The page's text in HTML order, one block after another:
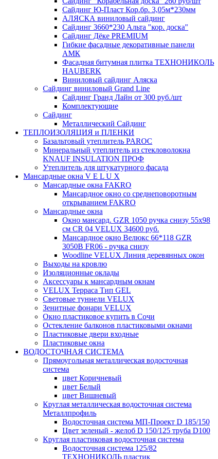
Сайдинг Ю-Пласт Кор.бр. 3,05м*230мм
АЛЯСКА виниловый сайдинг
Сайдинг 3660*230 Альта "кор. доска"
Сайдинг Дёке PREMIUM
Гибкие фасадные декоративные панели
АМК
Фасадная битумная плитка ТЕХНОНИКОЛЬ
HAUBERK
Виниловый сайдинг Аляска
Сайдинг виниловый Grand Line
Сайдинг Гранд Лайн от 300 руб./шт
Комплектующие
Сайдинг
Металлический Сайдинг
ТЕПЛОИЗОЛЯЦИЯ и ПЛЕНКИ
Базальтовый утеплитель PAROC
Минеральный утеплитель из стекловолокна
KNAUF INSULATION ПРОФ
Утеплитель для штукатурного фасада
Мансардные окна V E L U X
Мансардные окна FAKRO
Мансардное окно со среднеповоротным
открыванием FAKRO
Мансардные окна
Окно мансард. GZR 1050 ручка снизу 55х98
см CR 04 VELUX 34600 руб.
Мансардное окно Велюкс 66*118 GZR
3050B FR06 - ручка снизу
Woodline VELUX Линия деревянных окон
Выходы на кровлю
Изоляционные оклады
Аксессуары к мансардным окнам
VELUX Терраса Тип GEL
Световые туннели VELUX
Зенитные фонари VELUX
Окно пластиковое купить в Сочи
Остекление балконов пластиковыми окнами
Пластиковые двери входные
Пластиковые окна
ВОДОСТОЧНАЯ СИСТЕМА
Прямоугольная металлическая водосточная
система
цвет Коричневый
цвет Белый
цвет Вишневый
Круглая металлическая водосточная система
Металлпрофиль
Водосточная система МП-Проект D 185/150
Цвет зеленый - желоб D 150/125 труба D100
Круглая пластиковая водосточная система
Водосточная система 125/82
ТЕХНОНИКОЛЬ пластик